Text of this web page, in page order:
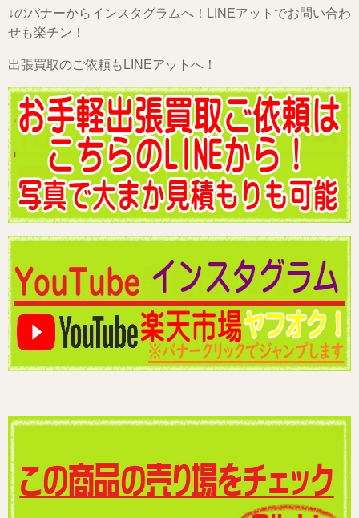
↓のバナーからインスタグラムへ！LINEアットでお問い合わ
せも楽チン！
出張買取のご依頼もLINEアットへ！